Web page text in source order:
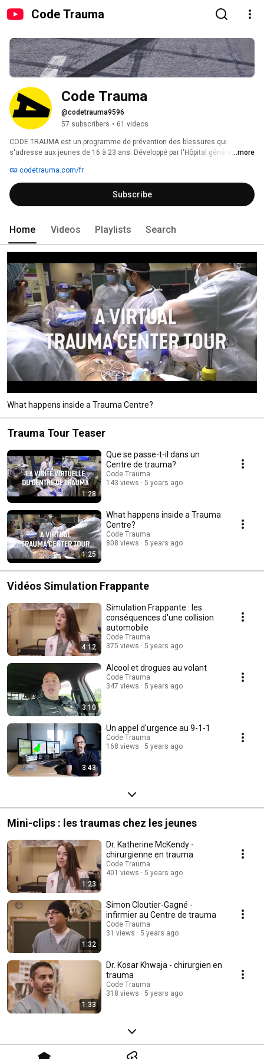
Code Trauma
Code Trauma
@codetrauma9596
57 subscribers • 61 videos
CODE TRAUMA est un programme de prévention des blessures qui
s'adresse aux jeunes de 16 à 23 ans. Développé par l'Hôpital général de
par la Fondation Famille Godin.
...more
codetrauma.com/fr
Subscribe
Home Videos Playlists Search
What happens inside a Trauma Centre?
Trauma Tour Teaser
1:28
Que se passe-t-il dans un
Centre de trauma?
Code Trauma
143 views
5 years ago
1:25
What happens inside a Trauma
Centre?
Code Trauma
808 views
5 years ago
Vidéos Simulation Frappante
4:12
Simulation Frappante : les
conséquences d'une collision
automobile
Code Trauma
375 views
5 years ago
3:10
Alcool et drogues au volant
Code Trauma
347 views
5 years ago
3:43
Un appel d'urgence au 9-1-1
Code Trauma
168 views
5 years ago
Mini-clips : les traumas chez les jeunes
1:23
Dr. Katherine McKendy -
chirurgienne en trauma
Code Trauma
401 views
5 years ago
1:32
Simon Cloutier-Gagné -
infirmier au Centre de trauma
Code Trauma
31 views
5 years ago
1:33
Dr. Kosar Khwaja - chirurgien en
trauma
Code Trauma
318 views
5 years ago